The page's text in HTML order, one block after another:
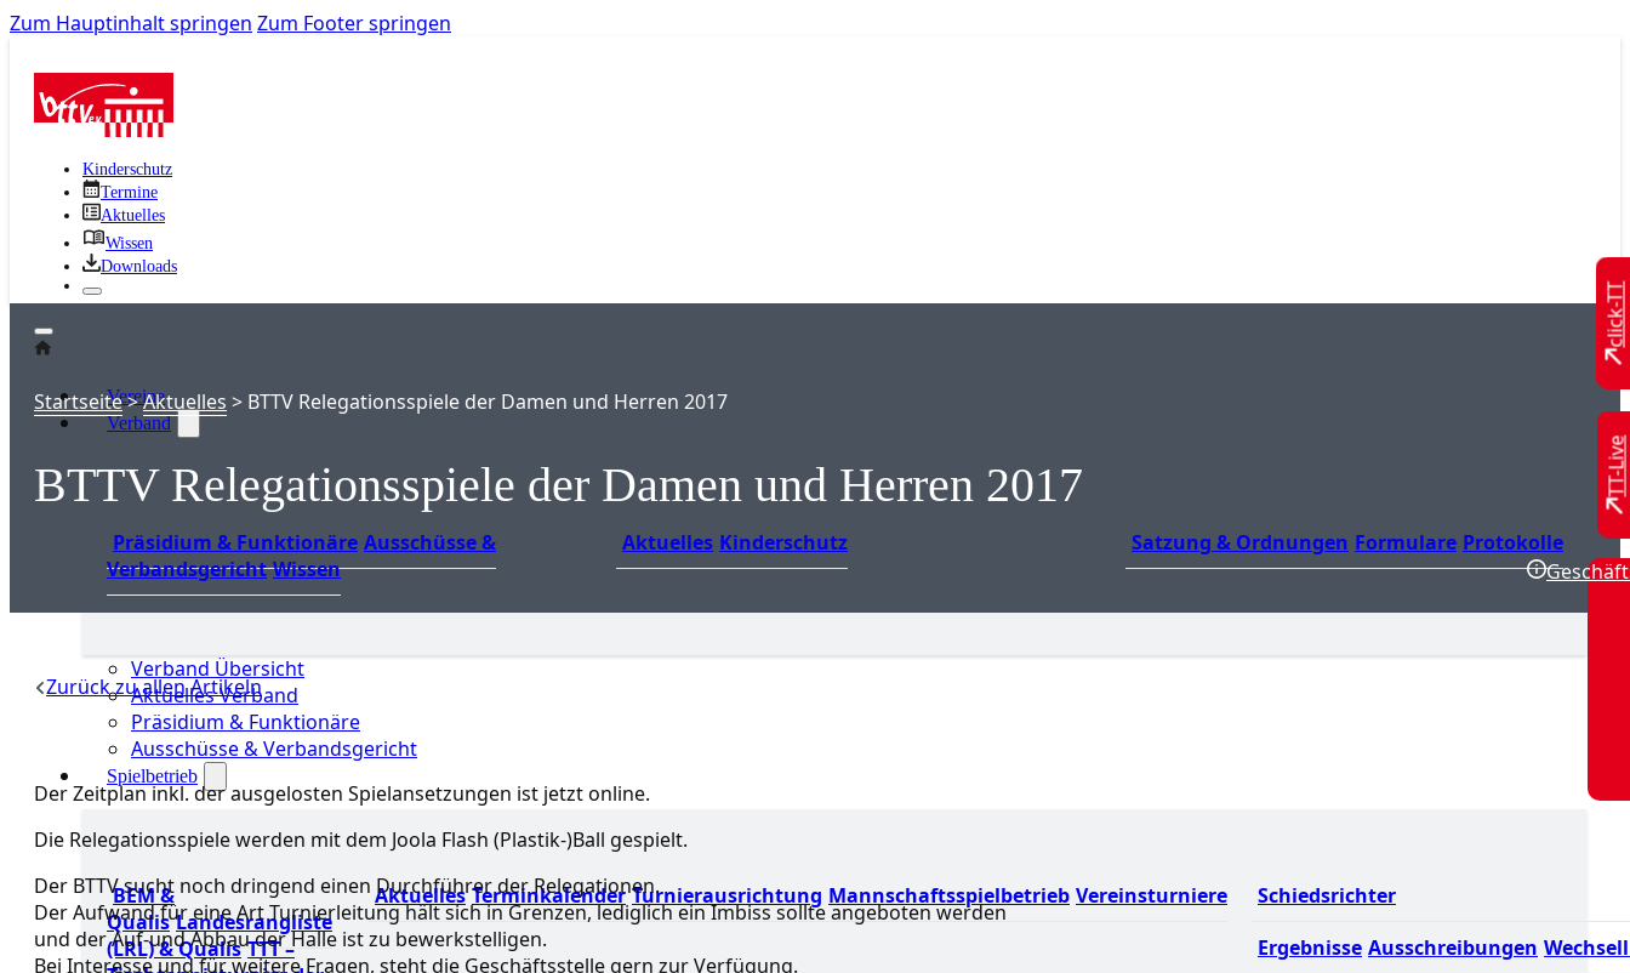
Zum Hauptinhalt springen Zum Footer springen
Kinderschutz
Termine
Aktuelles
Wissen
Downloads
Vereine
Verband
Präsidium & Funktionäre Ausschüsse &
Verbandsgericht Wissen
Aktuelles Kinderschutz Satzung & Ordnungen Formulare Protokolle
Verband Übersicht
Aktuelles Verband
Präsidium & Funktionäre
Ausschüsse & Verbandsgericht
Spielbetrieb
BEM &
Qualis Landesrangliste
(LRL) & Qualis TTT –
Aktuelles Terminkalender Turnierausrichtung Mannschaftsspielbetrieb Vereinsturniere
Schiedsrichter
Ergebnisse Ausschreibungen
Startseite>Aktuelles > BTTV Relegationsspiele der Damen und Herren 2017
BTTV Relegationsspiele der Damen und Herren 2017
Zurück zu allen Artikeln
Der Zeitplan inkl. der ausgelosten Spielansetzungen ist jetzt online.
Die Relegationsspiele werden mit dem Joola Flash (Plastik-)Ball gespielt.
Der BTTV sucht noch dringend einen Durchführer der Relegationen.
Der Aufwand für eine Art Turnierleitung hält sich in Grenzen, lediglich ein Imbiss sollte angeboten werden
und der Auf-und Abbau der Halle ist zu bewerkstelligen.
Bei Interesse und für weitere Fragen, steht die Geschäftsstelle gern zur Verfügung.
click-TT
TT-Live